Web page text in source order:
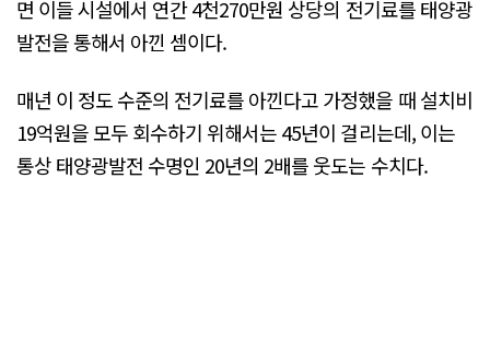
면 이들 시설에서 연간 4천270만원 상당의 전기료를 태양광
발전을 통해서 아낀 셈이다.
매년 이 정도 수준의 전기료를 아낀다고 가정했을 때 설치비
19억원을 모두 회수하기 위해서는 45년이 걸리는데, 이는
통상 태양광발전 수명인 20년의 2배를 웃도는 수치다.